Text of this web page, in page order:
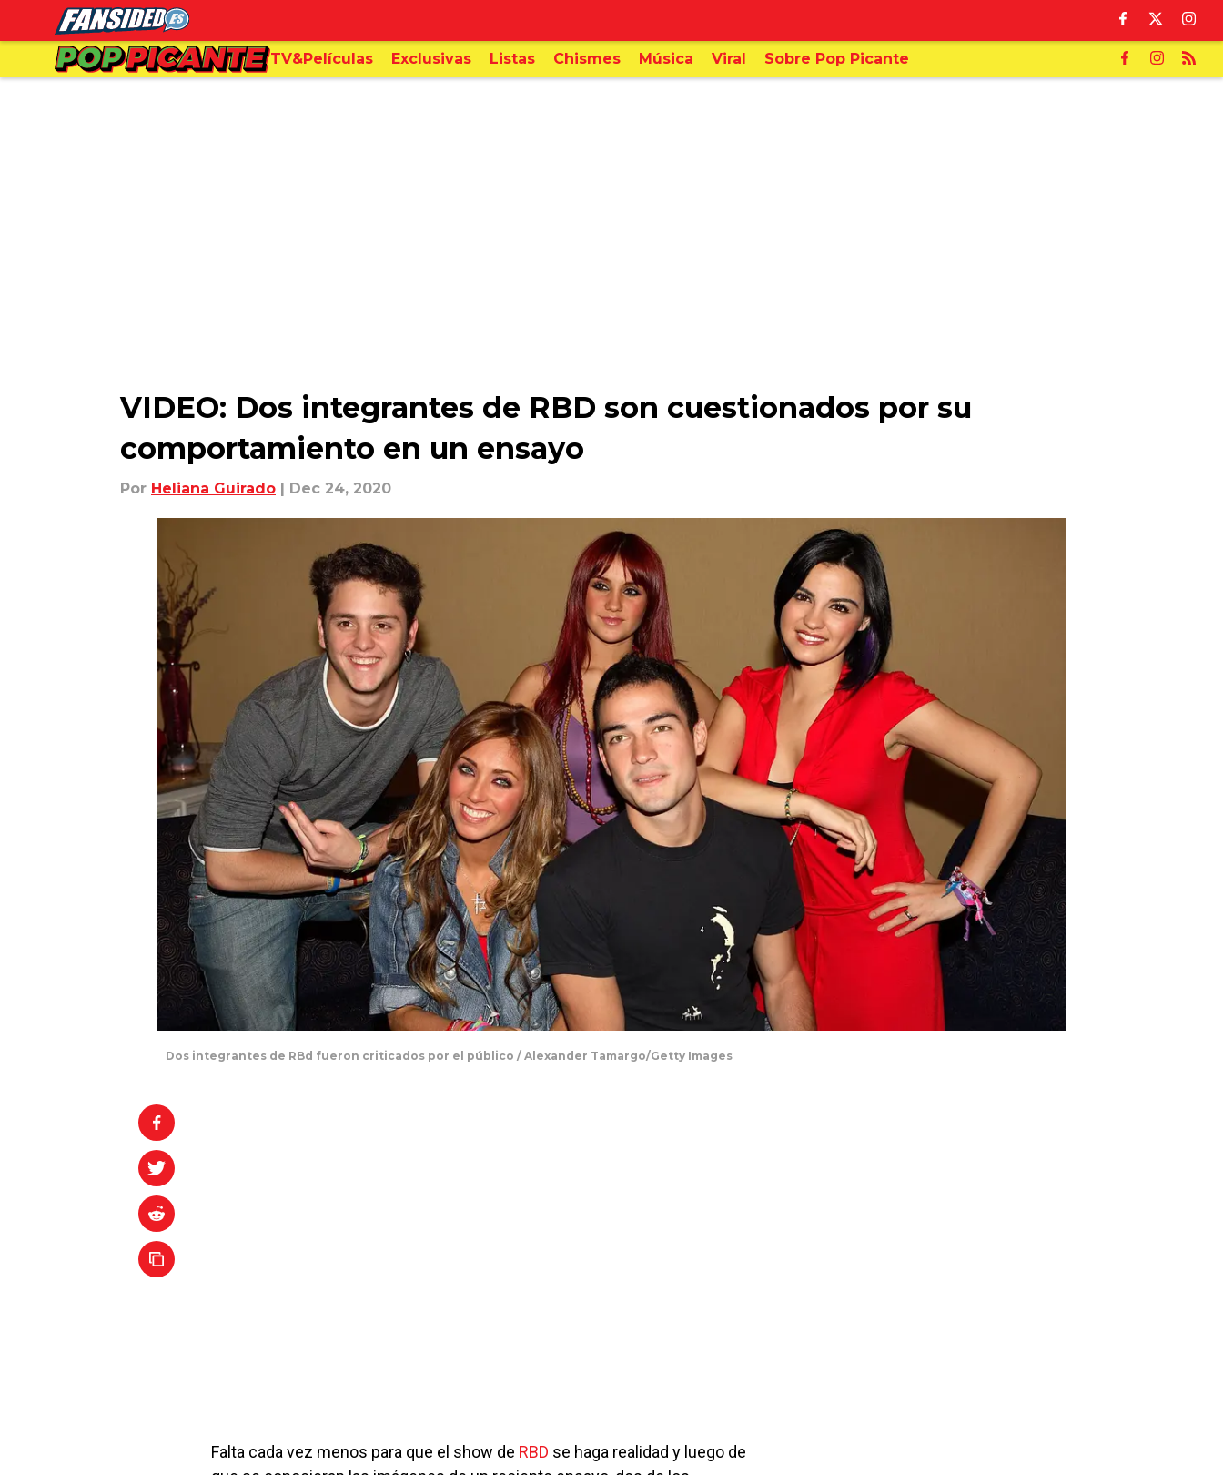
TV&Películas Exclusivas Listas Chismes Música Viral Sobre Pop Picante
VIDEO: Dos integrantes de RBD son cuestionados por su
comportamiento en un ensayo
Por Heliana Guirado | Dec 24, 2020
Dos integrantes de RBd fueron criticados por el público / Alexander Tamargo/Getty Images
Falta cada vez menos para que el show de RBD se haga realidad y luego de